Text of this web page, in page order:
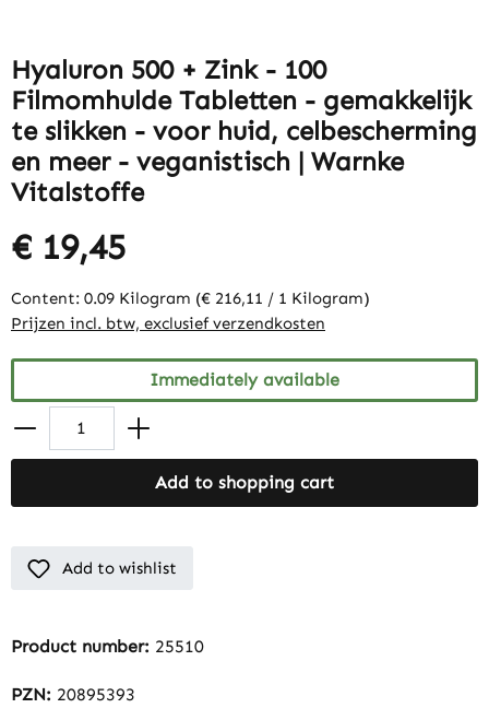
Hyaluron 500 + Zink - 100
Filmomhulde Tabletten - gemakkelijk
te slikken - voor huid, celbescherming
en meer - veganistisch | Warnke
Vitalstoffe
€ 19,45
Content: 0.09 Kilogram (€ 216,11 / 1 Kilogram)
Prijzen incl. btw, exclusief verzendkosten
Immediately available
Add to shopping cart
Add to wishlist
Product number: 25510
PZN: 20895393